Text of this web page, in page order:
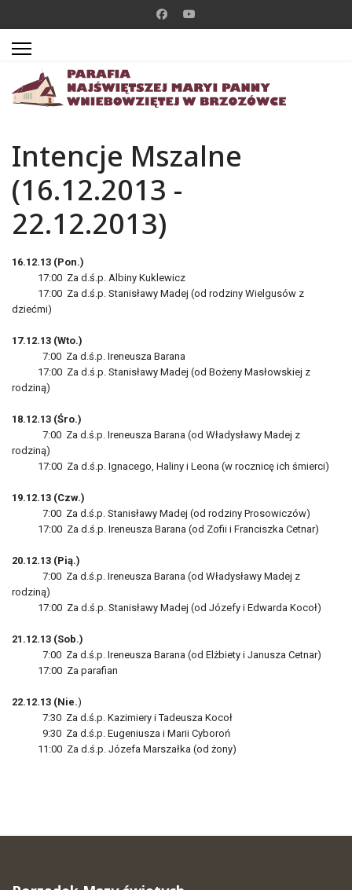
Intencje Mszalne
(16.12.2013 -
22.12.2013)
16.12.13 (Pon.)
17:00 Za d.ś.p. Albiny Kuklewicz
17:00 Za d.ś.p. Stanisławy Madej (od rodziny Wielgusów z
dziećmi)
17.12.13 (Wto.)
7:00 Za d.ś.p. Ireneusza Barana
17:00 Za d.ś.p. Stanisławy Madej (od Bożeny Masłowskiej z
rodziną)
18.12.13 (Śro.)
7:00 Za d.ś.p. Ireneusza Barana (od Władysławy Madej z
rodziną)
17:00 Za d.ś.p. Ignacego, Haliny i Leona (w rocznicę ich śmierci)
19.12.13 (Czw.)
7:00 Za d.ś.p. Stanisławy Madej (od rodziny Prosowiczów)
17:00 Za d.ś.p. Ireneusza Barana (od Zofii i Franciszka Cetnar)
20.12.13 (Pią.)
7:00 Za d.ś.p. Ireneusza Barana (od Władysławy Madej z
rodziną)
17:00 Za d.ś.p. Stanisławy Madej (od Józefy i Edwarda Kocoł)
21.12.13 (Sob.)
7:00 Za d.ś.p. Ireneusza Barana (od Elżbiety i Janusza Cetnar)
17:00 Za parafian
22.12.13 (Nie.)
7:30 Za d.ś.p. Kazimiery i Tadeusza Kocoł
9:30 Za d.ś.p. Eugeniusza i Marii Cyboroń
11:00 Za d.ś.p. Józefa Marszałka (od żony)